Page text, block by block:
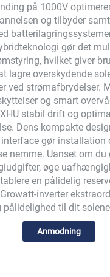
på 1000V
og tilbyder
gør det
hvilket giver
lagre overskydende
ved strømafbrydelser.
og smart
stabil drift og
Dens kompakte
gør installation
nemme. Uanset om du
øge
en pålidelig
inverter
til dit
Anmodning